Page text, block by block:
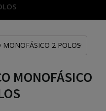
2 POLOS
MONOFÁSICO